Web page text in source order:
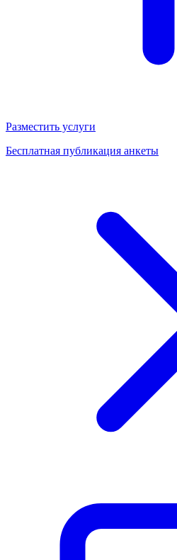
Разместить услуги
Бесплатная публикация анкеты